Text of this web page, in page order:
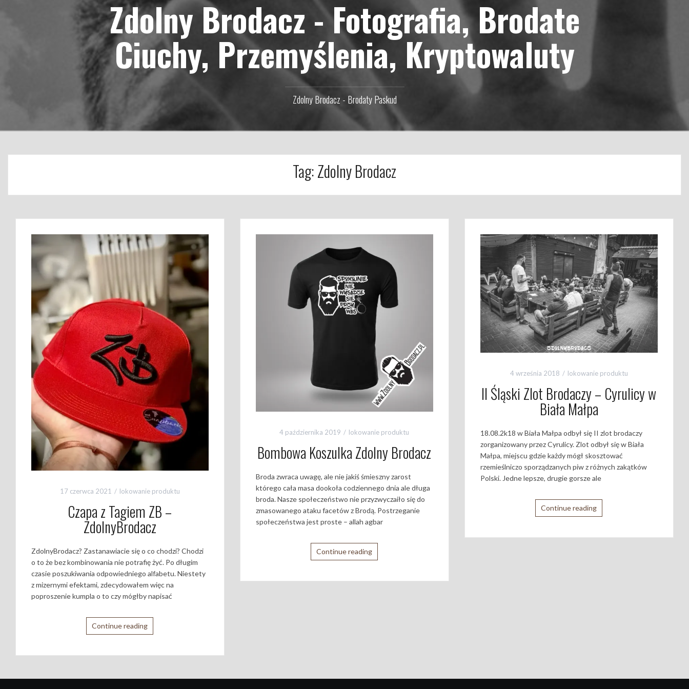
Zdolny Brodacz - Fotografia, Brodate
Ciuchy, Przemyślenia, Kryptowaluty
Zdolny Brodacz - Brodaty Paskud
Tag:Zdolny Brodacz
17 czerwca 2021 lokowanie produktu
Czapa z Tagiem ZB –
ZdolnyBrodacz
ZdolnyBrodacz? Zastanawiacie się o co chodzi? Chodzi
o to że bez kombinowania nie potrafię żyć. Po długim
czasie poszukiwania odpowiedniego alfabetu. Niestety
z mizernymi efektami, zdecydowałem więc na
poproszenie kumpla o to czy mógłby napisać
Continue reading
4 października 2019 lokowanie produktu
Bombowa Koszulka Zdolny Brodacz
Broda zwraca uwagę, ale nie jakiś śmieszny zarost
którego cała masa dookoła codziennego dnia ale długa
broda. Nasze społeczeństwo nie przyzwyczaiło się do
zmasowanego ataku facetów z Brodą. Postrzeganie
społeczeństwa jest proste – allah agbar
Continue reading
4 września 2018 lokowanie produktu
II Śląski Zlot Brodaczy – Cyrulicy w
Biała Małpa
18.08.2k18 w Biała Małpa odbył się II zlot brodaczy
zorganizowany przez Cyrulicy. Zlot odbył się w Biała
Małpa, miejscu gdzie każdy mógł skosztować
rzemieślniczo sporządzanych piw z różnych zakątków
Polski. Jedne lepsze, drugie gorsze ale
Continue reading